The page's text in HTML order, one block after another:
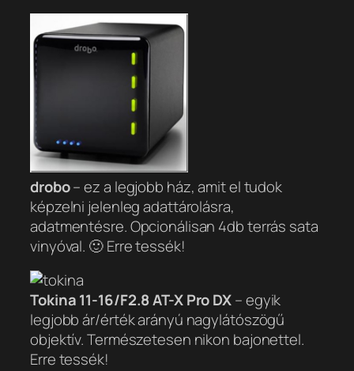
drobo– ez a legjobb ház, amit el tudok
képzelni jelenleg adattárolásra,
adatmentésre. Opcionálisan 4db terrás sata
vinyóval. 🙂 Erre tessék!
Tokina 11-16/F2.8 AT-X Pro DX– egyik
legjobb ár/érték arányú nagylátószögű
objektív. Természetesen nikon bajonettel.
Erre tessék!